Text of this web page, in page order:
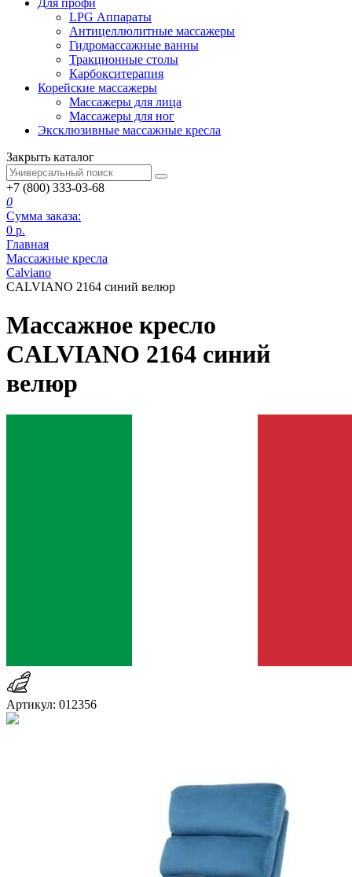
LPG Аппараты
Антицеллюлитные массажеры
Гидромассажные ванны
Тракционные столы
Карбокситерапия
Корейские массажеры
Массажеры для лица
Массажеры для ног
Эксклюзивные массажные кресла
Закрыть каталог
+7 (800) 333-03-68
0
Сумма заказа:
0 р.
Главная
Массажные кресла
Calviano
CALVIANO 2164 синий велюр
Массажное кресло
CALVIANO 2164 синий
велюр
Артикул: 012356